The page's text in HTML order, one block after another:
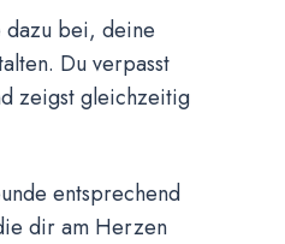
dazu bei, deine
Du verpasst
zeigst gleichzeitig
entsprechend
dir am Herzen